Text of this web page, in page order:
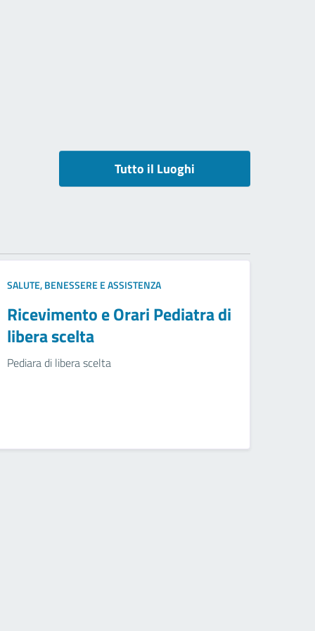
Tutto il Luoghi
SALUTE, BENESSERE E ASSISTENZA
Ricevimento e Orari Pediatra di
libera scelta
Pediara di libera scelta